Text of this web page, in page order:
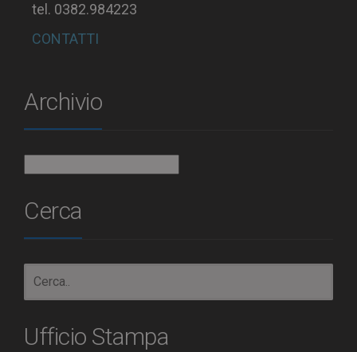
tel. 0382.984223
CONTATTI
Archivio
Cerca
Ufficio Stampa